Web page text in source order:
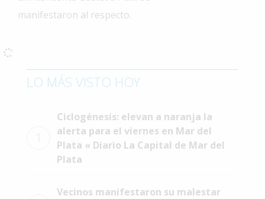
La
Ciudad
Espectáculos
manifestaron al respecto.
LO MÁS VISTO HOY
Ciclogénesis: elevan a naranja la
alerta para el viernes en Mar del
Plata « Diario La Capital de Mar del
Plata
Vecinos manifestaron su malestar